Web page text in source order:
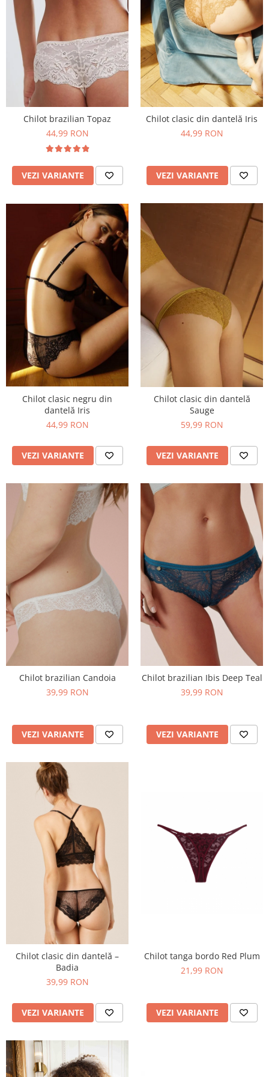
Chilot brazilian Topaz
44,99 RON
VEZI VARIANTE
Chilot clasic din dantelă Iris
44,99 RON
VEZI VARIANTE
Chilot clasic negru din
dantelă Iris
44,99 RON
VEZI VARIANTE
Chilot clasic din dantelă
Sauge
59,99 RON
VEZI VARIANTE
Chilot brazilian Candoia
39,99 RON
VEZI VARIANTE
Chilot brazilian Ibis Deep Teal
39,99 RON
VEZI VARIANTE
Chilot clasic din dantelă –
Badia
39,99 RON
VEZI VARIANTE
Chilot tanga bordo Red Plum
21,99 RON
VEZI VARIANTE